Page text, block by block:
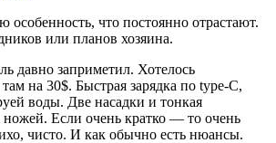
что постоянно отрастают.
или планов хозяина.
давно заприметил. Хотелось
на 30$. Быстрая зарядка по type-C,
воды. Две насадки и тонкая
ножей. Если очень кратко — то очень
чисто. И как обычно есть нюансы.